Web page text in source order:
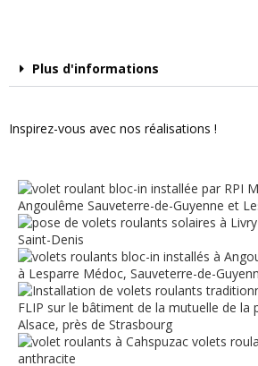
Plus d'informations
Inspirez-vous avec nos réalisations !